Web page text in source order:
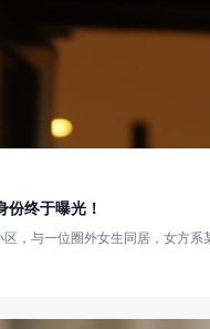
终于曝光！
，与一位圈外女生同居，女方